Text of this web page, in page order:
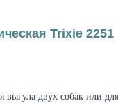
Trixie 2251
выгула двух собак или